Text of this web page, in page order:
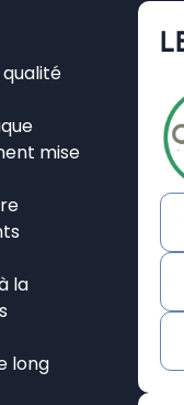
mise
la
long